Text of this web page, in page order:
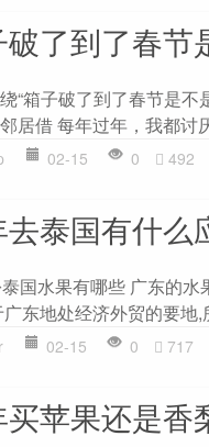
了到了春节
“箱子破了到了春节是
居借 每年过年，我都讨
02-15 0 492
泰国有什么
国水果有哪些 广东的
东地处经济外贸的要地
02-15 0 717
苹果还是香